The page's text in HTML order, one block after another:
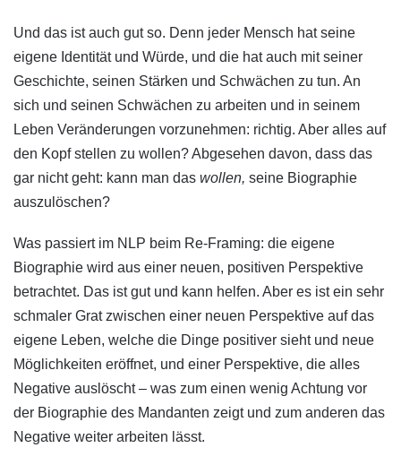
Und das ist auch gut so. Denn jeder Mensch hat seine
eigene Identität und Würde, und die hat auch mit seiner
Geschichte, seinen Stärken und Schwächen zu tun. An
sich und seinen Schwächen zu arbeiten und in seinem
Leben Veränderungen vorzunehmen: richtig. Aber alles auf
den Kopf stellen zu wollen? Abgesehen davon, dass das
gar nicht geht: kann man das wollen, seine Biographie
auszulöschen?
Was passiert im NLP beim Re-Framing: die eigene
Biographie wird aus einer neuen, positiven Perspektive
betrachtet. Das ist gut und kann helfen. Aber es ist ein sehr
schmaler Grat zwischen einer neuen Perspektive auf das
eigene Leben, welche die Dinge positiver sieht und neue
Möglichkeiten eröffnet, und einer Perspektive, die alles
Negative auslöscht – was zum einen wenig Achtung vor
der Biographie des Mandanten zeigt und zum anderen das
Negative weiter arbeiten lässt.